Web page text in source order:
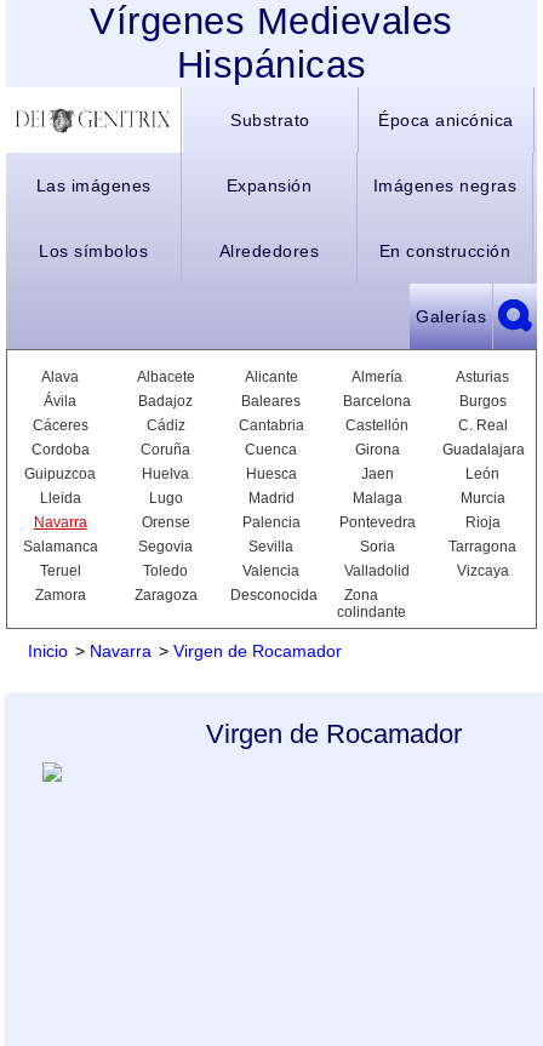
Vírgenes Medievales
Hispánicas
Substrato Época anicónica
Las imágenes Expansión Imágenes negras
Los símbolos Alrededores En construcción
Galerías
Alava Albacete Alicante Almería
Asturias
Ávila
Badajoz Baleares Barcelona
Burgos
Cáceres
Cádiz Cantabria Castellón
C. Real
Cordoba
Coruña Cuenca Girona
Guadalajara
Guipuzcoa
Huelva Huesca Jaen
León
Lleida
Lugo Madrid Malaga
Murcia
Navarra
Orense Palencia Pontevedra
Rioja
Salamanca
Segovia Sevilla Soria
Tarragona
Teruel
Toledo Valencia Valladolid
Vizcaya
Zamora
Zaragoza Desconocida
Zona
colindante
Inicio > Navarra > Virgen de Rocamador
Virgen de Rocamador